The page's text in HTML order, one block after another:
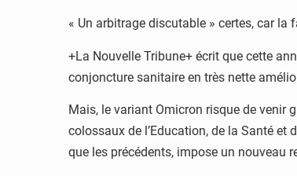
« Un arbitrage discutable » certes, car
+La Nouvelle Tribune+ écrit que cette
conjoncture sanitaire en très nette
Mais, le variant Omicron risque de venir
colossaux de l’Education, de la Santé
que les précédents, impose un nouveau